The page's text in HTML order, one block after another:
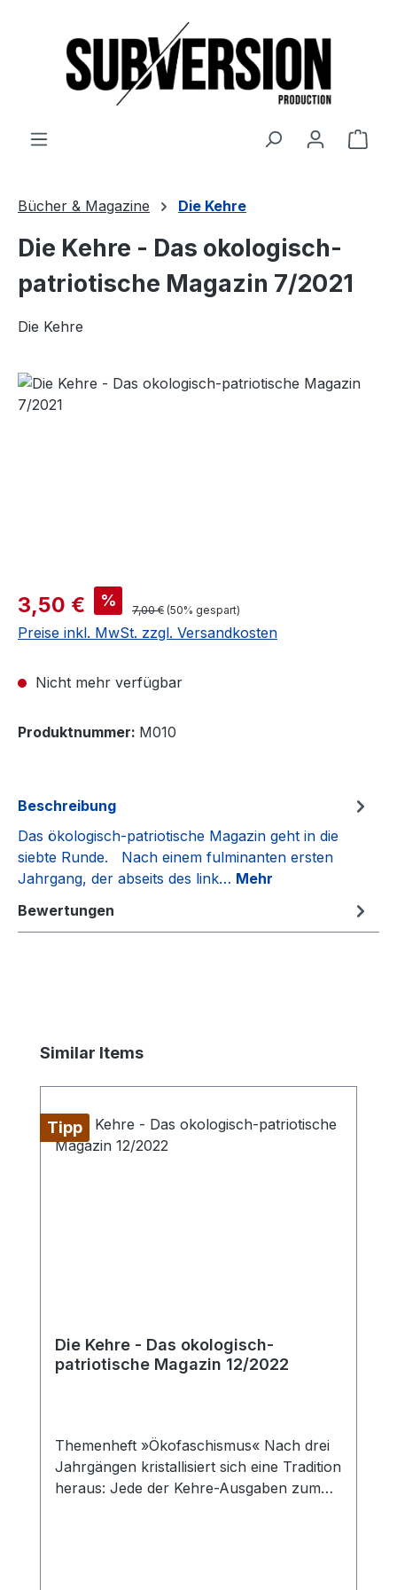
Bücher & Magazine Die Kehre
Die Kehre - Das okologisch-
patriotische Magazin 7/2021
Die Kehre
Verkaufspreis:
3,50 € % Regulärer Preis:
7,00 € (50% gespart)
Preise inkl. MwSt. zzgl. Versandkosten
Nicht mehr verfügbar
Produktnummer: M010
Beschreibung
Das ökologisch-patriotische Magazin geht in die
siebte Runde. Nach einem fulminanten ersten
Jahrgang, der abseits des link… Mehr
Bewertungen
Produktgalerie überspringen
Similar Items
Tipp
Die Kehre - Das okologisch-
patriotische Magazin 12/2022
Themenheft »Ökofaschismus« Nach drei
Jahrgängen kristallisiert sich eine Tradition
heraus: Jede der Kehre-Ausgaben zum